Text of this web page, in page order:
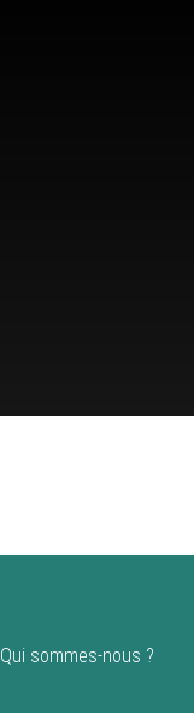
Qui sommes-nous ?